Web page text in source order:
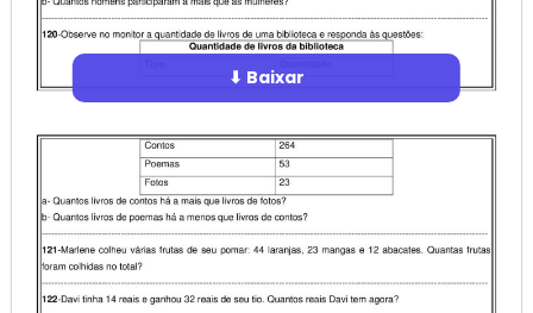
⬇ Baixar